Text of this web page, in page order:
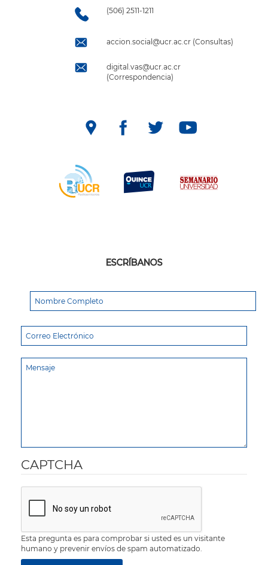
(506) 2511-1211
accion.social@ucr.ac.cr (Consultas)
digital.vas@ucr.ac.cr
(Correspondencia)
ESCRÍBANOS
CAPTCHA
Esta pregunta es para comprobar si usted es un visitante
humano y prevenir envíos de spam automatizado.